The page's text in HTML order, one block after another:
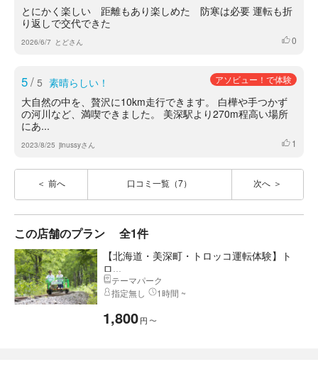
とにかく楽しい 距離もあり楽しめた 防寒は必要 運転も折
り返しで交代できた
2026/6/7 とどさん いいね
0
5/ 5 素晴らしい！ アソビュー！で体験
大自然の中を、贅沢に10km走行できます。 白樺や手つかず
の河川など、満喫できました。 美深駅より270m程高い場所
にあ...
2023/8/25 jinussyさん いいね
1
前へ 口コミ一覧（7） 次へ
この店舗のプラン 全1件
【北海道・美深町・トロッコ運転体験】ト
ロ...
テーマパーク
指定無し
1時間 ~
1,800円 〜